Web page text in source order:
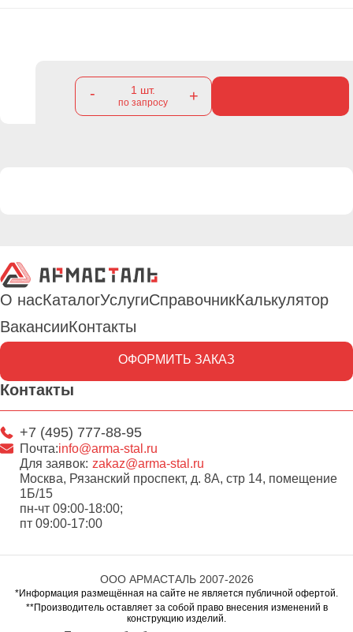
- 1 шт.
по запросу +
О насКаталогУслугиСправочникКалькулятор
ВакансииКонтакты
ОФОРМИТЬ ЗАКАЗ
Контакты
+7 (495) 777-88-95
Почта:info@arma-stal.ru
Для заявок: zakaz@arma-stal.ru
Москва, Рязанский проспект, д. 8А, стр 14, помещение
1Б/15
пн-чт 09:00-18:00;
пт 09:00-17:00
ООО АРМАСТАЛЬ 2007-2026
*Информация размещённая на сайте не является публичной офертой.
**Производитель оставляет за собой право внесения изменений в
конструкцию изделий.